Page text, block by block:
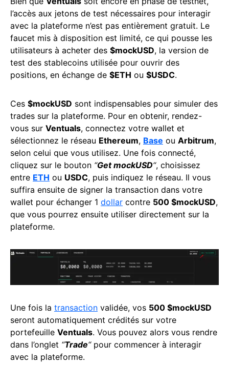
l’accès aux jetons de test nécessaires pour interagir
avec la plateforme n’est pas entièrement gratuit. Le
faucet mis à disposition est limité, ce qui pousse les
utilisateurs à acheter des $mockUSD, la version de
test des stablecoins utilisée pour ouvrir des
positions, en échange de $ETH ou $USDC.
Ces $mockUSD sont indispensables pour simuler des
trades sur la plateforme. Pour en obtenir, rendez-
vous sur Ventuals, connectez votre wallet et
sélectionnez le réseau Ethereum, Base ou Arbitrum,
selon celui que vous utilisez. Une fois connecté,
cliquez sur le bouton “Get mockUSD“, choisissez
entre ETH ou USDC, puis indiquez le réseau. Il vous
suffira ensuite de signer la transaction dans votre
wallet pour échanger 1 dollar contre 500 $mockUSD,
que vous pourrez ensuite utiliser directement sur la
plateforme.
Une fois la transaction validée, vos 500 $mockUSD
seront automatiquement crédités sur votre
portefeuille Ventuals. Vous pouvez alors vous rendre
dans l’onglet “Trade“pour commencer à interagir
avec la plateforme.